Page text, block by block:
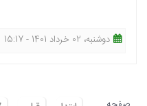
دوشنبه، 02 خرداد 1401 - 15:17